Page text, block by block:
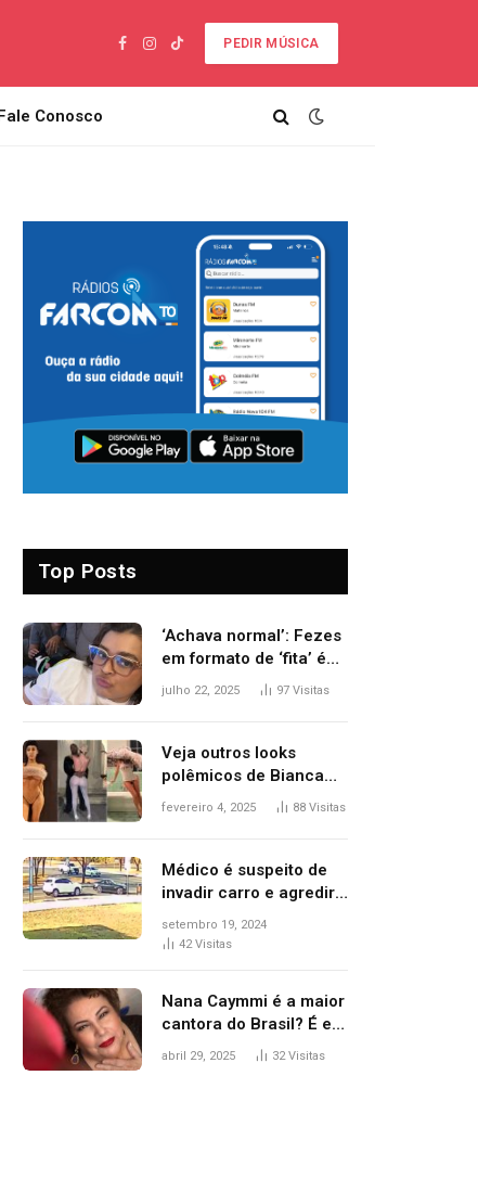
Facebook
Instagram
TikTok
PEDIR MÚSICA
Conosco
Top Posts
‘Achava normal’: Fezes
em formato de ‘fita’ é
um dos alertas para
Gil
julho 22, 2025 97 Visitas
Veja outros looks
polêmicos de Bianca
Censori, esposa de
Grammy 2025
fevereiro 4, 2025 88 Visitas
Médico é suspeito de
invadir carro e agredir
delegado aposentado
durante confusão no
setembro 19, 2024
42Visitas
Nana Caymmi é a maior
cantora do Brasil? É e
não é…
abril 29, 2025 32Visitas